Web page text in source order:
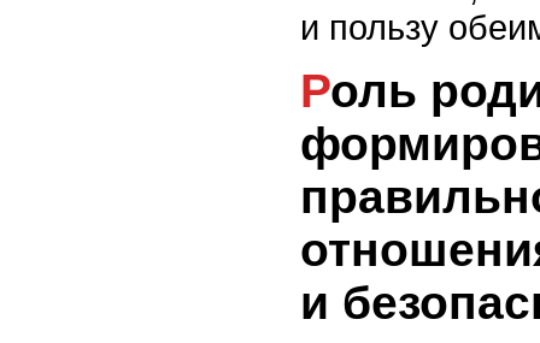
и пользу
Роль родителей в
и